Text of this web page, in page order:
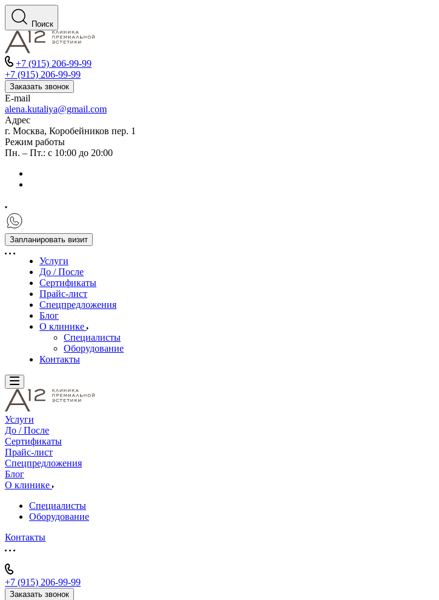
Поиск
+7 (915) 206-99-99
+7 (915) 206-99-99
Заказать звонок
E-mail
alena.kutaliya@gmail.com
Адрес
г. Москва, Коробейников пер. 1
Режим работы
Пн. – Пт.: с 10:00 до 20:00
Запланировать визит
Услуги
До / После
Сертификаты
Прайс-лист
Спецпредложения
Блог
О клинике
Специалисты
Оборудование
Контакты
Услуги
До / После
Сертификаты
Прайс-лист
Спецпредложения
Блог
О клинике
Специалисты
Оборудование
Контакты
+7 (915) 206-99-99
Заказать звонок